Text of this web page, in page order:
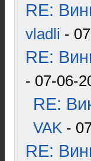
RE:
vladli -
RE:
- 07-06-
RE:
VAK -
RE: